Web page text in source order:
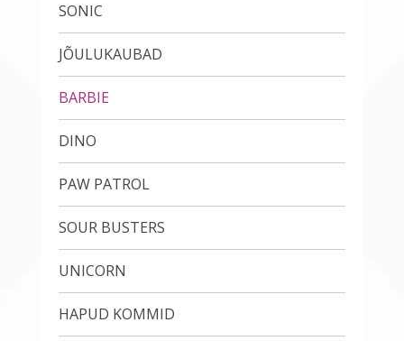
SONIC
JÕULUKAUBAD
BARBIE
DINO
PAW PATROL
SOUR BUSTERS
UNICORN
HAPUD KOMMID